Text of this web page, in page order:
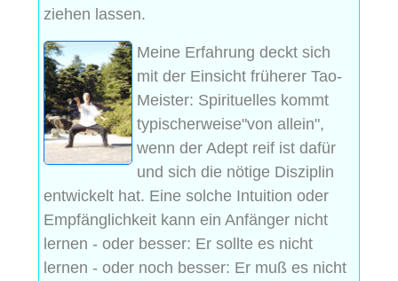
ziehen lassen.
Meine Erfahrung deckt sich
mit der Einsicht früherer Tao-
Meister: Spirituelles kommt
typischerweise"von allein",
wenn der Adept reif ist dafür
und sich die nötige Disziplin
entwickelt hat. Eine solche Intuition oder
Empfänglichkeit kann ein Anfänger nicht
lernen - oder besser: Er sollte es nicht
lernen - oder noch besser: Er muß es nicht